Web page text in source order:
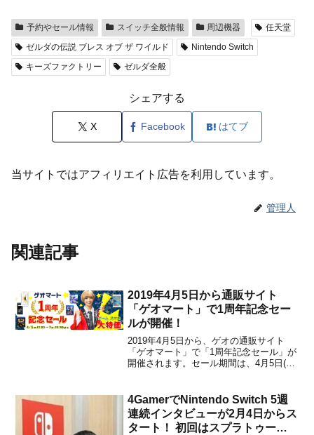
予約やセール情報 スイッチ全般情報 周辺機器
任天堂
ゼルダの伝説 ブレス オブ ザ ワイルド
Nintendo Switch
キーズファクトリー
ゼルダ全般
シェアする
X Facebook はてブ
当サイトではアフィリエイト広告を利用しています。
管理人
関連記事
2019年4月5日から通販サイト
「ゲオマート」で1周年記念セー
ルが開催！
2019年4月5日から、ゲオの通販サイト
「ゲオマート」で「1周年記念セール」が
開催されます。セール期間は、4月5日(金)
品が続々と登場します。PS4の『キング
ダムハーツ3』が2,999円(...
4GamerでNintendo Switch 5週
連続インタビューが2月4日からス
タート！ 初回はスプラトゥーン2